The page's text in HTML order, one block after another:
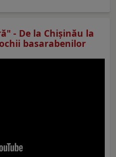
- De la Chișinău la
basarabenilor